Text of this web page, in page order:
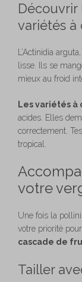
Découvrir
variétés à
L’Actinidia
lisse. Ils se
mieux au froid
Les variétés à
acides. Elles
correctement.
tropical.
votre
Une fois la
votre priorité
cascade de
Tailler